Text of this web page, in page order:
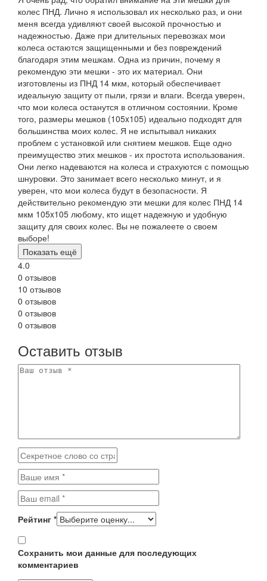
колес ПНД. Лично я использовал их несколько раз, и они
меня всегда удивляют своей высокой прочностью и
надежностью. Даже при длительных перевозках мои
колеса остаются защищенными и без повреждений
благодаря этим мешкам. Одна из причин, почему я
рекомендую эти мешки - это их материал. Они
изготовлены из ПНД 14 мкм, который обеспечивает
идеальную защиту от пыли, грязи и влаги. Всегда уверен,
что мои колеса останутся в отличном состоянии. Кроме
того, размеры мешков (105x105) идеально подходят для
большинства моих колес. Я не испытывал никаких
проблем с установкой или снятием мешков. Еще одно
преимущество этих мешков - их простота использования.
Они легко надеваются на колеса и страхуются с помощью
шнуровки. Это занимает всего несколько минут, и я
уверен, что мои колеса будут в безопасности. Я
действительно рекомендую эти мешки для колес ПНД 14
мкм 105x105 любому, кто ищет надежную и удобную
защиту для своих колес. Вы не пожалеете о своем
выборе!
Показать ещё
4.0
0 отзывов
10 отзывов
0 отзывов
0 отзывов
0 отзывов
Оставить отзыв
Рейтинг *
Сохранить мои данные для последующих
комментариев